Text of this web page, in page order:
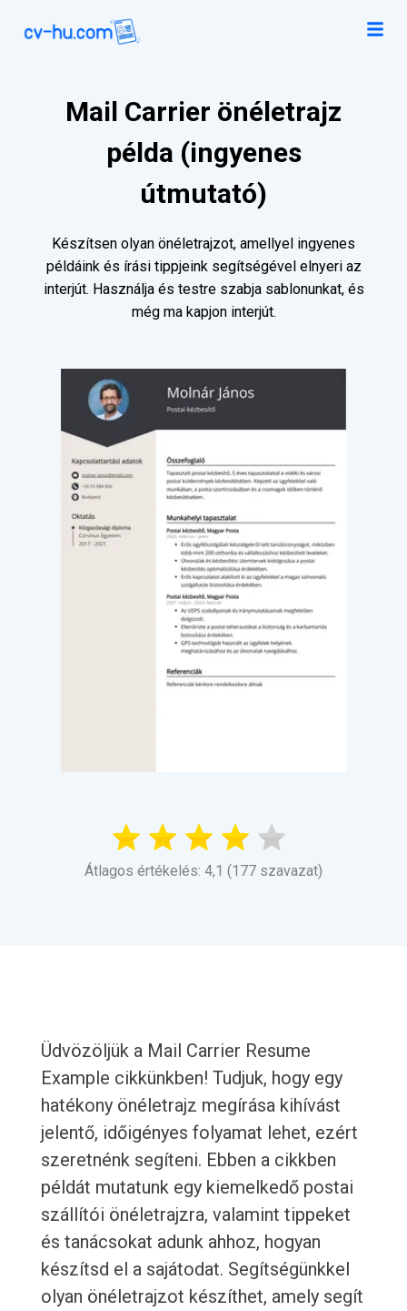
Mail Carrier önéletrajz
példa (ingyenes
útmutató)
Készítsen olyan önéletrajzot, amellyel ingyenes
példáink és írási tippjeink segítségével elnyeri az
interjút. Használja és testre szabja sablonunkat, és
még ma kapjon interjút.
Átlagos értékelés: 4,1 (177 szavazat)
Üdvözöljük a Mail Carrier Resume
Example cikkünkben! Tudjuk, hogy egy
hatékony önéletrajz megírása kihívást
jelentő, időigényes folyamat lehet, ezért
szeretnénk segíteni. Ebben a cikkben
példát mutatunk egy kiemelkedő postai
szállítói önéletrajzra, valamint tippeket
és tanácsokat adunk ahhoz, hogyan
készítsd el a sajátodat. Segítségünkkel
olyan önéletrajzot készíthet, amely segít